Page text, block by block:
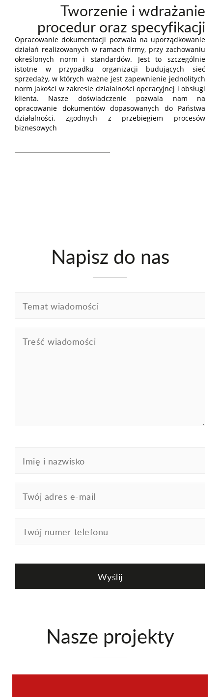
Tworzenie i wdrażanie
procedur oraz specyfikacji
Opracowanie dokumentacji pozwala na uporządkowanie
działań realizowanych w ramach firmy, przy zachowaniu
określonych norm i standardów. Jest to szczególnie
istotne w przypadku organizacji budujących sieć
sprzedaży, w których ważne jest zapewnienie jednolitych
norm jakości w zakresie działalności operacyjnej i obsługi
klienta. Nasze doświadczenie pozwala nam na
opracowanie dokumentów dopasowanych do Państwa
działalności, zgodnych z przebiegiem procesów
biznesowych
Napisz do nas
Nasze projekty